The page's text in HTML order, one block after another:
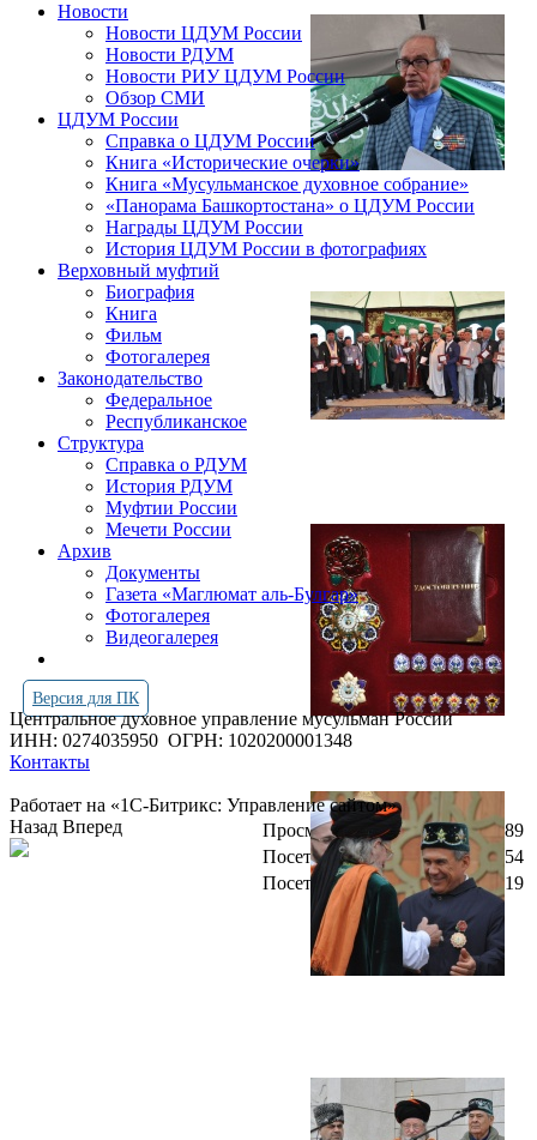
Новости
Новости ЦДУМ России
Новости РДУМ
Новости РИУ ЦДУМ России
Обзор СМИ
ЦДУМ России
Справка о ЦДУМ России
Книга «Исторические очерки»
Книга «Мусульманское духовное собрание»
«Панорама Башкортостана» о ЦДУМ России
Награды ЦДУМ России
История ЦДУМ России в фотографиях
Верховный муфтий
Биография
Книга
Фильм
Фотогалерея
Законодательство
Федеральное
Республиканское
Структура
Справка о РДУМ
История РДУМ
Муфтии России
Мечети России
Архив
Документы
Газета «Маглюмат аль-Булгар»
Фотогалерея
Видеогалерея
Версия для ПК
Центральное духовное управление мусульман России
ИНН: 0274035950 ОГРН: 1020200001348
Контакты
Работает на «1С-Битрикс: Управление сайтом»
Просмотров всего:
4266689
Посетителей сегодня:
2054
Посетителей в онлайн:
19
Назад Вперед